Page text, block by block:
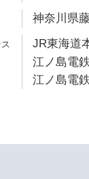
神奈川県
JR東海道
江ノ島電
江ノ島電